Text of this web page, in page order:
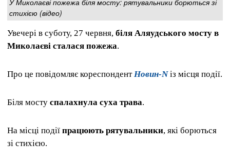
стихією (відео)
Увечері в суботу, 27 червня, біля Аляудського мосту в
Миколаєві сталася пожежа.
Про це повідомляє кореспондентНовин-Nіз місця події.
Біля мосту спалахнула суха трава.
На місці події працюють рятувальники, які борються
зі стихією.